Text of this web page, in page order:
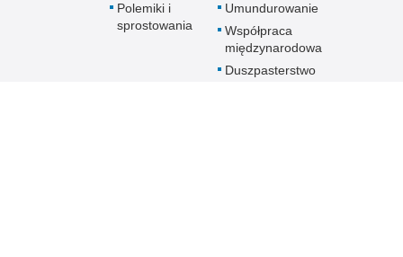
Polemiki i
sprostowania
Umundurowanie
Współpraca
międzynarodowa
Duszpasterstwo